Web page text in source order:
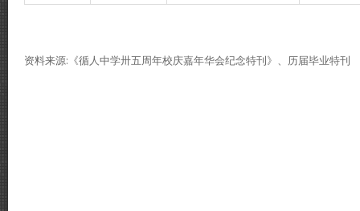
资料来源:《循人中学卅五周年校庆嘉年华会纪念特刊》、历届毕业特刊